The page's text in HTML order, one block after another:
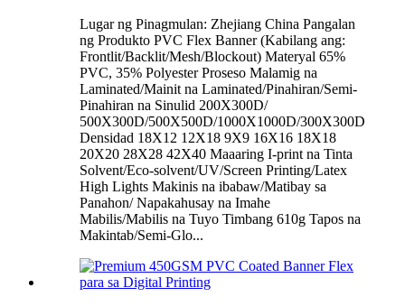
Lugar ng Pinagmulan: Zhejiang China Pangalan
ng Produkto PVC Flex Banner (Kabilang ang:
Frontlit/Backlit/Mesh/Blockout) Materyal 65%
PVC, 35% Polyester Proseso Malamig na
Laminated/Mainit na Laminated/Pinahiran/Semi-
Pinahiran na Sinulid 200X300D/
500X300D/500X500D/1000X1000D/300X300D
Densidad 18X12 12X18 9X9 16X16 18X18
20X20 28X28 42X40 Maaaring I-print na Tinta
Solvent/Eco-solvent/UV/Screen Printing/Latex
High Lights Makinis na ibabaw/Matibay sa
Panahon/ Napakahusay na Imahe
Mabilis/Mabilis na Tuyo Timbang 610g Tapos na
Makintab/Semi-Glo...